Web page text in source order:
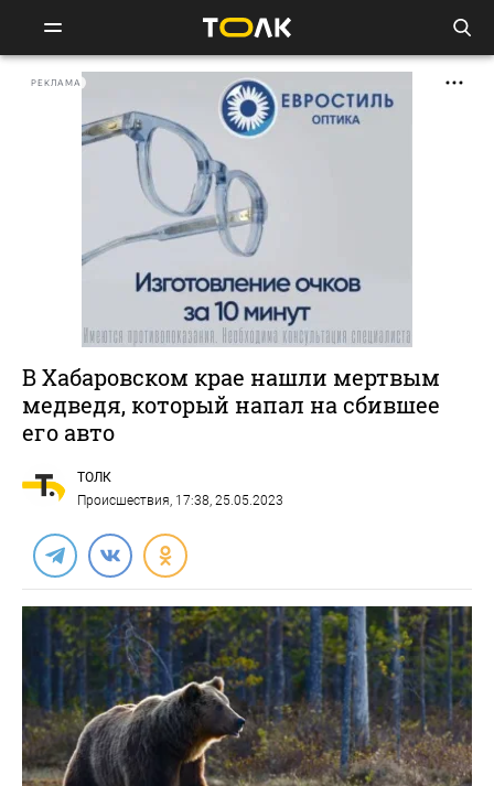
РЕКЛАМА
В Хабаровском крае нашли мертвым
медведя, который напал на сбившее
его авто
ТОЛК
Происшествия, 17:38, 25.05.2023